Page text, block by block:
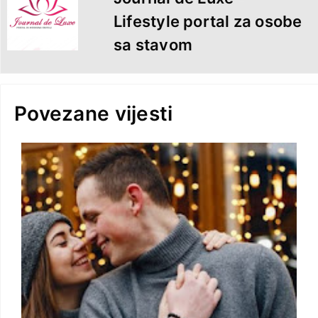
Lifestyle portal za osobe
sa stavom
Povezane vijesti